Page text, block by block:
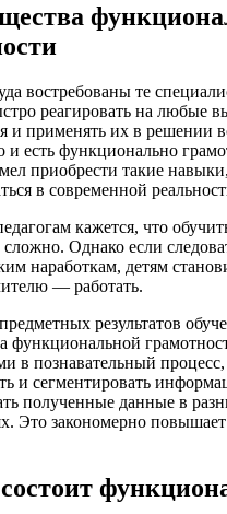
востребованы те
реагировать на любые
и применять их в решении
и есть функционально
приобрести такие
в современной
кажется, что
сложно. Однако если
наработкам, детям
— работать.
результатов
функциональной
в познавательный
и сегментировать
полученные данные в
Это закономерно повышает